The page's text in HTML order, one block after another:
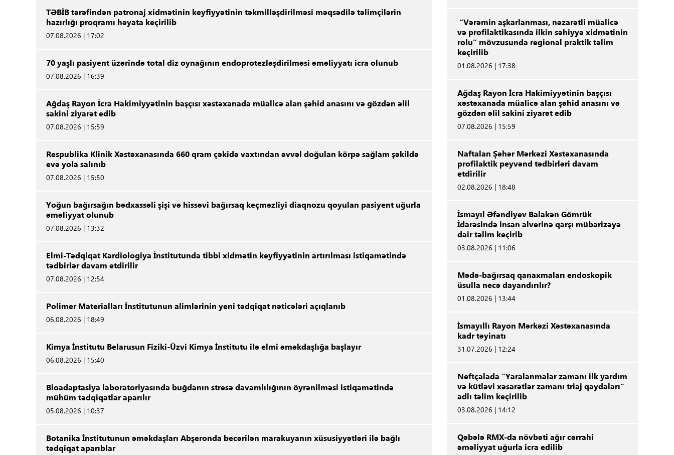
TƏBİB tərəfindən patronaj xidmətinin keyfiyyətinin təkmilləşdirilməsi məqsədilə təlimçilərin
hazırlığı proqramı həyata keçirilib
07.08.2026 | 17:02
70 yaşlı pasiyent üzərində total diz oynağının endoprotezləşdirilməsi əməliyyatı icra olunub
07.08.2026 | 16:39
Ağdaş Rayon İcra Hakimiyyətinin başçısı xəstəxanada müalicə alan şəhid anasını və gözdən əlil
sakini ziyarət edib
07.08.2026 | 15:59
Respublika Klinik Xəstəxanasında 660 qram çəkidə vaxtından əvvəl doğulan körpə sağlam şəkildə
evə yola salınıb
07.08.2026 | 15:50
Yoğun bağırsağın bədxassəli şişi və hissəvi bağırsaq keçməzliyi diaqnozu qoyulan pasiyent uğurla
əməliyyat olunub
07.08.2026 | 13:32
Elmi-Tədqiqat Kardiologiya İnstitutunda tibbi xidmətin keyfiyyətinin artırılması istiqamətində
tədbirlər davam etdirilir
07.08.2026 | 12:54
Polimer Materialları İnstitutunun alimlərinin yeni tədqiqat nəticələri açıqlanıb
06.08.2026 | 18:49
Kimya İnstitutu Belarusun Fiziki-Üzvi Kimya İnstitutu ilə elmi əməkdaşlığa başlayır
06.08.2026 | 15:40
Bioadaptasiya laboratoriyasında buğdanın stresə davamlılığının öyrənilməsi istiqamətində
mühüm tədqiqatlar aparılır
05.08.2026 | 10:37
Botanika İnstitutunun əməkdaşları Abşeronda becərilən marakuyanın xüsusiyyətləri ilə bağlı
tədqiqat aparıblar
“Vərəmin aşkarlanması, nəzarətli müalicə
və profilaktikasında ilkin səhiyyə xidmətinin
rolu” mövzusunda regional praktik təlim
keçirilib
01.08.2026 | 17:38
Ağdaş Rayon İcra Hakimiyyətinin başçısı
xəstəxanada müalicə alan şəhid anasını və
gözdən əlil sakini ziyarət edib
07.08.2026 | 15:59
Naftalan Şəhər Mərkəzi Xəstəxanasında
profilaktik peyvənd tədbirləri davam
etdirilir
02.08.2026 | 18:48
İsmayıl Əfəndiyev Balakən Gömrük
İdarəsində insan alverinə qarşı mübarizəyə
dair təlim keçirib
03.08.2026 | 11:06
Mədə-bağırsaq qanaxmaları endoskopik
üsulla necə dayandırılır?
01.08.2026 | 13:44
İsmayıllı Rayon Mərkəzi Xəstəxanasında
kadr təyinatı
31.07.2026 | 12:24
Neftçalada "Yaralanmalar zamanı ilk yardım
və kütləvi xəsarətlər zamanı triaj qaydaları"
adlı təlim keçirilib
03.08.2026 | 14:12
Qəbələ RMX-da növbəti ağır cərrahi
əməliyyat uğurla icra edilib